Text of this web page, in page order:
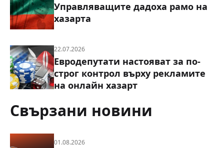
Управляващите дадоха рамо на
хазарта
22.07.2026
Евродепутати настояват за по-
строг контрол върху рекламите
на онлайн хазарт
Свързани новини
01.08.2026